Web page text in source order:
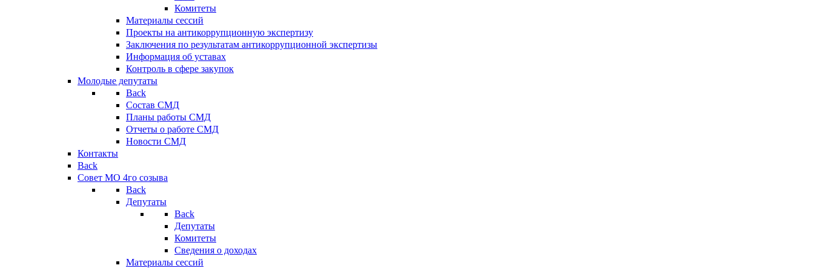
Комитеты
Материалы сессий
Проекты на антикоррупционную экспертизу
Заключения по результатам антикоррупционной экспертизы
Информация об уставах
Контроль в сфере закупок
Молодые депутаты
Back
Состав СМД
Планы работы СМД
Отчеты о работе СМД
Новости СМД
Контакты
Back
Совет МО 4го созыва
Back
Депутаты
Back
Депутаты
Комитеты
Сведения о доходах
Материалы сессий